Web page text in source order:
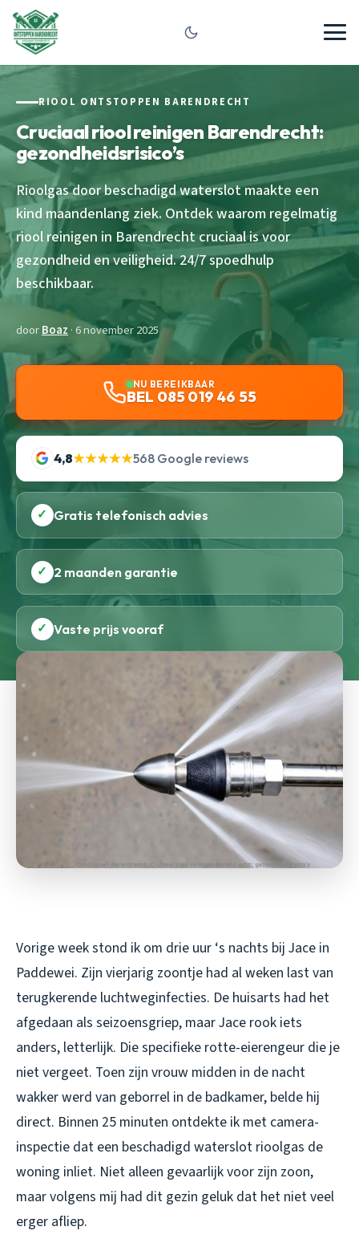
RIOOL ONTSTOPPEN BARENDRECHT
Cruciaal riool reinigen Barendrecht:
gezondheidsrisico’s
Rioolgas door beschadigd waterslot maakte een
kind maandenlang ziek. Ontdek waarom regelmatig
riool reinigen in Barendrecht cruciaal is voor
gezondheid en veiligheid. 24/7 spoedhulp
beschikbaar.
doorBoaz · 6 november 2025
NU BEREIKBAAR
BEL 085 019 46 55
4,8★★★★★568 Google reviews
✓ Gratis telefonisch advies
✓ 2 maanden garantie
✓ Vaste prijs vooraf
Vorige week stond ik om drie uur ‘s nachts bij Jace in
Paddewei. Zijn vierjarig zoontje had al weken last van
terugkerende luchtweginfecties. De huisarts had het
afgedaan als seizoensgriep, maar Jace rook iets
anders, letterlijk. Die specifieke rotte-eierengeur die je
niet vergeet. Toen zijn vrouw midden in de nacht
wakker werd van geborrel in de badkamer, belde hij
direct. Binnen 25 minuten ontdekte ik met camera-
inspectie dat een beschadigd waterslot rioolgas de
woning inliet. Niet alleen gevaarlijk voor zijn zoon,
maar volgens mij had dit gezin geluk dat het niet veel
erger afliep.